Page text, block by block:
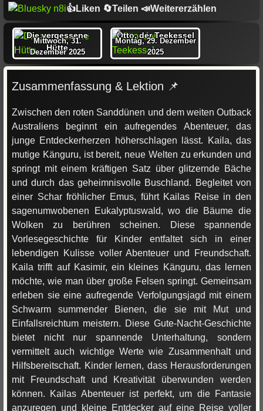
👍Liken 🔄Teilen 📣Weitererzählen
Die vergessene
Hütte
Mittwoch, 31.
Dezember 2025
Otto, der Teekessel
Montag, 29. Dezember
2025
Zusammenfassung & Lektion 📌
Zwischen den roten Sanddünen und dem weiten Outback
Australiens beginnt ein aufregendes Abenteuer, das
junge Entdeckerherzen höherschlagen lässt. Kaila, das
mutige Känguru, ist bereit, neue Welten zu erkunden und
springt mit einem kräftigen Satz über glitzernde Bäche
und durch das geheimnisvolle Buschland. Begleitet von
einer Schar fröhlicher Emus, führt Kailas Reise in den
sagenumwobenen Eukalyptuswald, wo die Bäume die
Wolken zu berühren scheinen. Diese spannende
Vorlesegeschichte für Kinder entfaltet sich in einer
lebendigen Kulisse voller Abenteuer und Freundschaft.
Kaila trifft auf Kasimir, ein kleines Känguru, das lernen
möchte, wie man über große Felsen springt. Gemeinsam
erleben sie eine aufregende Verfolgungsjagd mit einem
Schwarm summender Bienen, die sie mit Mut und
Einfallsreichtum meistern. Diese Gute-Nacht-Geschichte
bietet nicht nur spannende Unterhaltung, sondern
vermittelt auch wichtige Werte wie Zusammenhalt und
Hilfsbereitschaft. Kinder lernen, dass Herausforderungen
mit Freundschaft und Kreativität überwunden werden
können. Kailas Abenteuer ist perfekt, um die Fantasie
anzuregen und kleine Entdecker auf eine Reise voller